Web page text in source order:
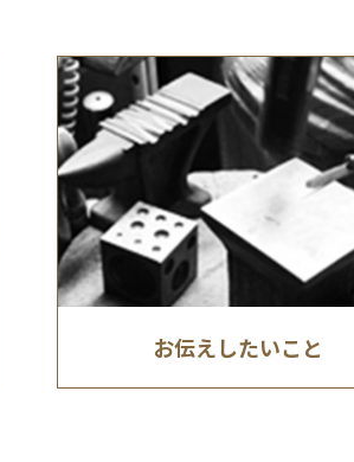
お伝えしたいこと